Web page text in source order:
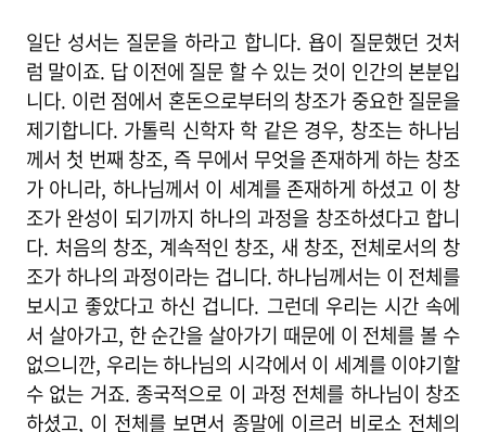
일단 성서는 질문을 하라고 합니다. 욥이 질문했던 것처
럼 말이죠. 답 이전에 질문 할 수 있는 것이 인간의 본분입
니다. 이런 점에서 혼돈으로부터의 창조가 중요한 질문을
제기합니다. 가톨릭 신학자 학 같은 경우, 창조는 하나님
께서 첫 번째 창조, 즉 무에서 무엇을 존재하게 하는 창조
가 아니라, 하나님께서 이 세계를 존재하게 하셨고 이 창
조가 완성이 되기까지 하나의 과정을 창조하셨다고 합니
다. 처음의 창조, 계속적인 창조, 새 창조, 전체로서의 창
조가 하나의 과정이라는 겁니다. 하나님께서는 이 전체를
보시고 좋았다고 하신 겁니다. 그런데 우리는 시간 속에
서 살아가고, 한 순간을 살아가기 때문에 이 전체를 볼 수
없으니깐, 우리는 하나님의 시각에서 이 세계를 이야기할
수 없는 거죠. 종국적으로 이 과정 전체를 하나님이 창조
하셨고, 이 전체를 보면서 종말에 이르러 비로소 전체의